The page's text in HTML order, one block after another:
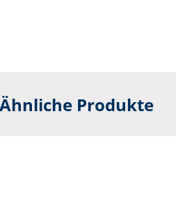
Ähnliche Produkte